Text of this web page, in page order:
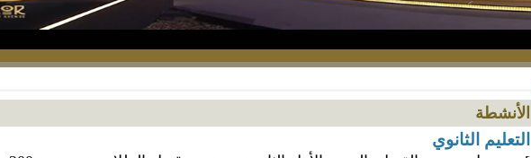
الأنشطة
التعليم الثانوي